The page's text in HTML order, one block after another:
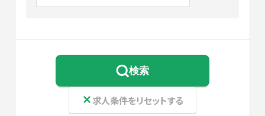
検索
求人条件をリセットする